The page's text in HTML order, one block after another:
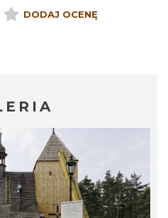
DODAJ OCENĘ